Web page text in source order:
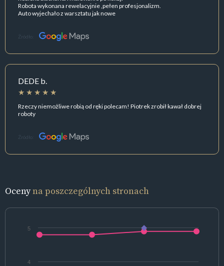
Robota wykonana rewelacyjnie ,pełen profesjonalizm.
Auto wyjechało z warsztatu jak nowe
Źródło:
DEDE b.
Rzeczy niemożliwe robią od ręki polecam! Piotrek zrobił kawał dobrej
roboty
Źródło:
Ocenyna poszczególnych stronach
4
5